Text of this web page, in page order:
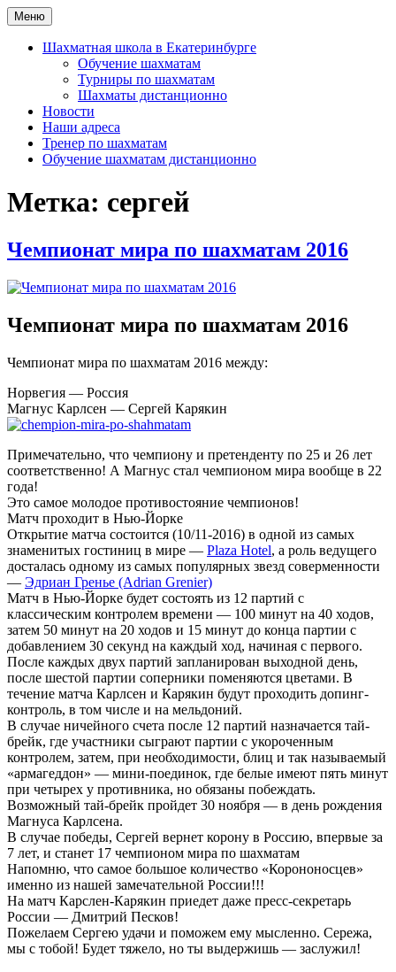
Перейти
к
содержимому
Шахматная школа Шахматное искусство
Шахматная школа в Москве, Санкт-Петербурге, Сочи и
Екатеринбурге
Меню
Шахматная школа в Екатеринбурге
Обучение шахматам
Турниры по шахматам
Шахматы дистанционно
Новости
Наши адреса
Тренер по шахматам
Обучение шахматам дистанционно
Метка: сергей
Чемпионат мира по шахматам 2016
Чемпионат мира по шахматам 2016
Чемпионат мира по шахматам 2016 между:
Норвегия — Россия
Магнус Карлсен — Сергей Карякин
Примечательно, что чемпиону и претенденту по 25 и 26 лет
соответственно! А Магнус стал чемпионом мира вообще в 22
года!
Это самое молодое противостояние чемпионов!
Матч проходит в Нью-Йорке
Открытие матча состоится (10/11-2016) в одной из самых
знаменитых гостиниц в мире — Plaza Hotel, а роль ведущего
досталась одному из самых популярных звезд соверменности
— Эдриан Гренье (Adrian Grenier)
Матч в Нью-Йорке будет состоять из 12 партий с
классическим контролем времени — 100 минут на 40 ходов,
затем 50 минут на 20 ходов и 15 минут до конца партии с
добавлением 30 секунд на каждый ход, начиная с первого.
После каждых двух партий запланирован выходной день,
после шестой партии соперники поменяются цветами. В
течение матча Карлсен и Карякин будут проходить допинг-
контроль, в том числе и на мельдоний.
В случае ничейного счета после 12 партий назначается тай-
брейк, где участники сыграют партии с укороченным
контролем, затем, при необходимости, блиц и так называемый
«армагеддон» — мини-поединок, где белые имеют пять минут
при четырех у противника, но обязаны побеждать.
Возможный тай-брейк пройдет 30 ноября — в день рождения
Магнуса Карлсена.
В случае победы, Сергей вернет корону в Россию, впервые за
7 лет, и станет 17 чемпионом мира по шахматам
Напомню, что самое большое количество «Корононосцев»
именно из нашей замечательной России!!!
На матч Карслен-Карякин приедет даже пресс-секретарь
России — Дмитрий Песков!
Пожелаем Сергею удачи и поможем ему мысленно. Сережа,
мы с тобой! Будет тяжело, но ты выдержишь — заслужил!